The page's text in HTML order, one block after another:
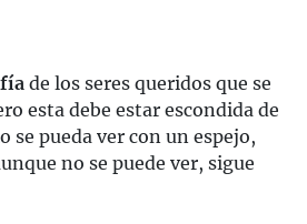
de los seres queridos que se
esta debe estar escondida de
se pueda ver con un espejo,
no se puede ver, sigue